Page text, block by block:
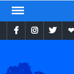
Skip
contentFacebookInstragram